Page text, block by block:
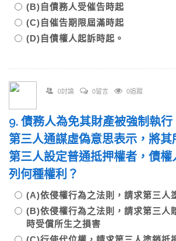
(B)自債務人受催告時起
(C)自催告期限屆滿時起
(D)自債權人起訴時起。
0討論 0留言 0追蹤
9. 債務人為免其財產被強制執行
第三人通謀虛偽意思表示，將其
第三人設定普通抵押權者，債權
列何種權利？
(A)依侵權行為之法則，請求第三
(B)依侵權行為之法則，請求第三人
時受償所生之損害